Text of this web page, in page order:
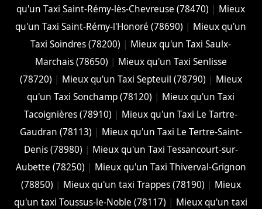
qu'un Taxi Saint-Rémy-lès-Chevreuse (78470) | Mieux
qu'un Taxi Saint-Rémy-l'Honoré (78690) | Mieux qu'un
Taxi Soindres (78200) | Mieux qu'un Taxi Saulx-
Marchais (78650) | Mieux qu'un Taxi Senlisse
(78720) | Mieux qu'un Taxi Septeuil (78790) | Mieux
qu'un Taxi Sonchamp (78120) | Mieux qu'un Taxi
Tacoignières (78910) | Mieux qu'un Taxi Le Tartre-
Gaudran (78113) | Mieux qu'un Taxi Le Tertre-Saint-
Denis (78980) | Mieux qu'un Taxi Tessancourt-sur-
Aubette (78250) | Mieux qu'un Taxi Thiverval-Grignon
(78850) | Mieux qu'un taxi Trappes (78190) | Mieux
qu'un taxi Toussus-le-Noble (78117) | Mieux qu'un taxi